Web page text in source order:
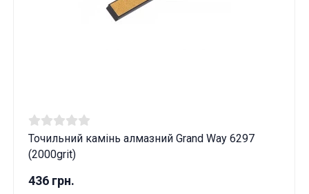
Точильний камінь алмазний Grand Way 6297
(2000grit)
436 грн.